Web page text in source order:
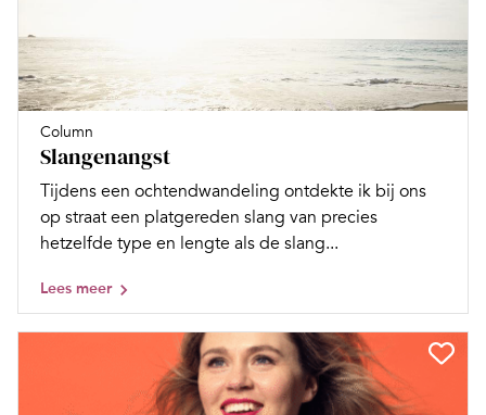
Column
Slangenangst
Tijdens een ochtendwandeling ontdekte ik bij ons
op straat een platgereden slang van precies
hetzelfde type en lengte als de slang...
Lees meer